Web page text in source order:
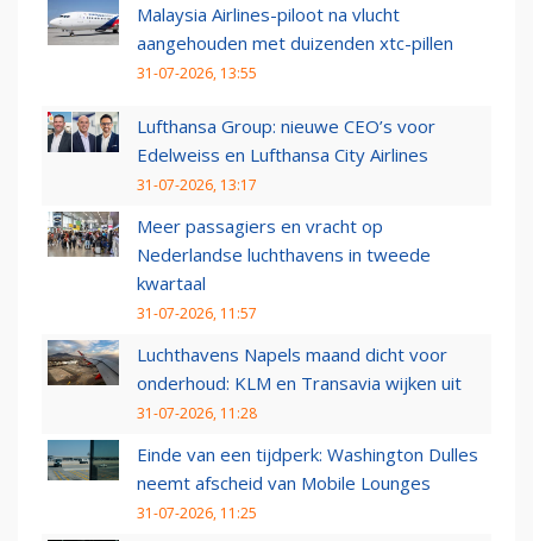
Malaysia Airlines-piloot na vlucht
aangehouden met duizenden xtc-pillen
31-07-2026, 13:55
Lufthansa Group: nieuwe CEO’s voor
Edelweiss en Lufthansa City Airlines
31-07-2026, 13:17
Meer passagiers en vracht op
Nederlandse luchthavens in tweede
kwartaal
31-07-2026, 11:57
Luchthavens Napels maand dicht voor
onderhoud: KLM en Transavia wijken uit
31-07-2026, 11:28
Einde van een tijdperk: Washington Dulles
neemt afscheid van Mobile Lounges
31-07-2026, 11:25